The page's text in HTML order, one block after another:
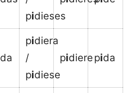
pidieses
da
pidiera
/
pidiese
pidiere pida